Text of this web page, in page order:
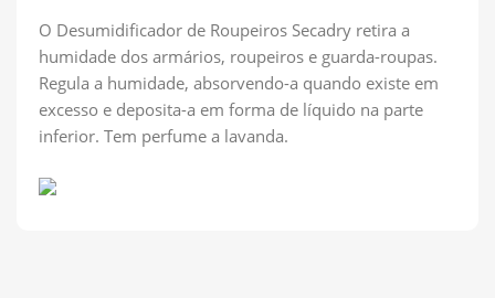
O Desumidificador de Roupeiros Secadry retira a
humidade dos armários, roupeiros e guarda-roupas.
Regula a humidade, absorvendo-a quando existe em
excesso e deposita-a em forma de líquido na parte
inferior. Tem perfume a lavanda.